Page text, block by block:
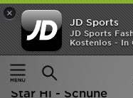
×
JD Sports
JD Sports
Kostenlos - In
Startseite
Schwarz
Schwarz Converse
Star Hi - Schuhe
Startseite
ANGEBOTE
Marken